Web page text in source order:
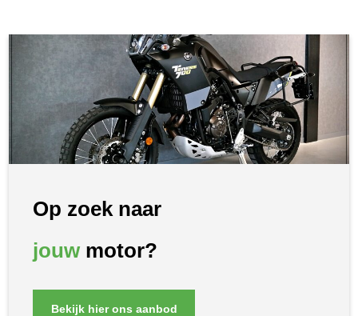
Op zoek naar
jouwmotor?
Bekijk hier ons aanbod